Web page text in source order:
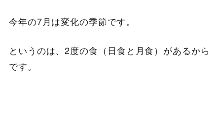
今年の7月は変化の季節です。
というのは、2度の食（日食と月食）があるから
です。